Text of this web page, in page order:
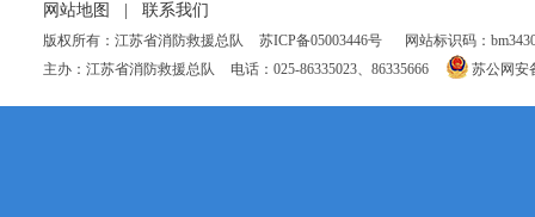
网站地图 联系我们
版权所有：江苏省消防救援总队 苏ICP备05003446号
网站标识码：
主办：江苏省消防救援总队
电话：025-86335023、86335666 苏公网安